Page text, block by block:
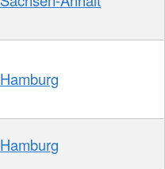
Hamburg
Hamburg